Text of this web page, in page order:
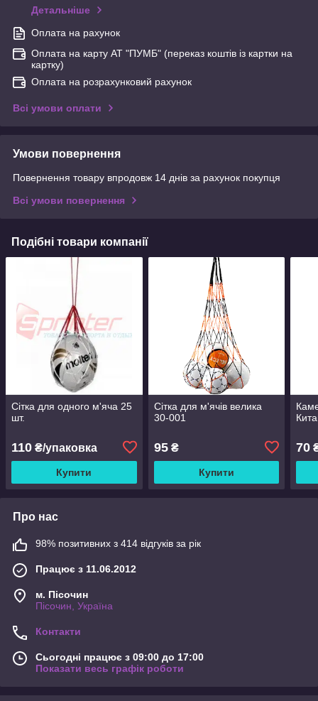
Детальніше
Оплата на рахунок
Оплата на карту АТ "ПУМБ" (переказ коштів із картки на
картку)
Оплата на розрахунковий рахунок
Всі умови оплати
Умови повернення
Повернення товару впродовж 14 днів за рахунок покупця
Всі умови повернення
Подібні товари компанії
Сітка для одного м'яча 25
шт.
110 ₴/упаковка
Купити
Сітка для м'ячів велика
30-001
95₴
Купити
70
Про нас
98% позитивних з 414 відгуків за рік
Працює з 11.06.2012
м. Пісочин
Пісочин, Україна
Контакти
Сьогодні працює з 09:00 до 17:00
Показати весь графік роботи